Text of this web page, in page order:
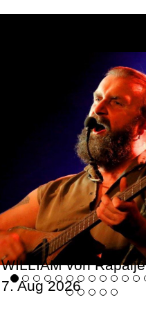
WILLIAM von Rapalje
7. Aug 2026